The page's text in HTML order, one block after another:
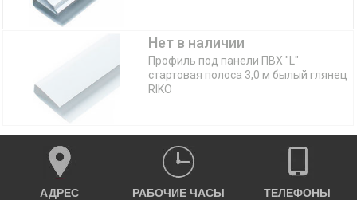
Нет в наличии
Профиль под панели ПВХ "L"
стартовая полоса 3,0 м былый глянец
RIKO
АДРЕС РАБОЧИЕ ЧАСЫ ТЕЛЕФОНЫ